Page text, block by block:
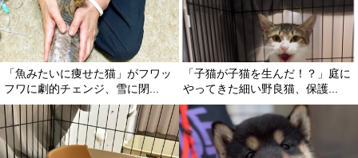
「魚みたいに痩せた猫」がフワッ
フワに劇的チェンジ、雪に閉...
「子猫が子猫を生んだ！？」庭に
ってきた細い野良猫、保護...